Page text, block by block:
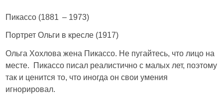
Пикассо (1881 – 1973)
Портрет Ольги в кресле (1917)
Ольга Хохлова жена Пикассо. Не пугайтесь, что лицо на
месте. Пикассо писал реалистично с малых лет, поэтому
так и ценится то, что иногда он свои умения
игнорировал.